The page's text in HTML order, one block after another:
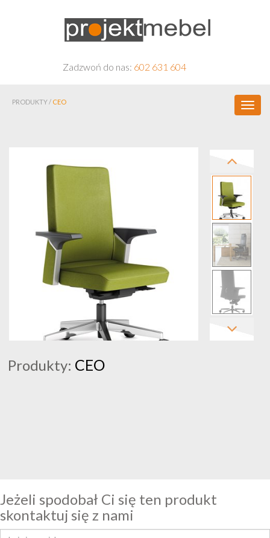
Zadzwoń do nas: 602 631 604
PRODUKTY / CEO
Produkty: CEO
Jeżeli spodobał Ci się ten produkt
skontaktuj się z nami